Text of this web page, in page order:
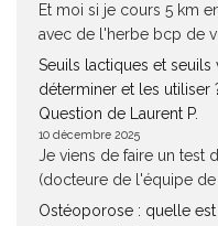
Et moi si je cours 5 km
avec de l'herbe bcp de
Seuils lactiques et
déterminer et les utiliser
Question de Laurent P.
10 décembre 2025
Je viens de faire un test
(docteure de l'équipe de
Ostéoporose : quelle